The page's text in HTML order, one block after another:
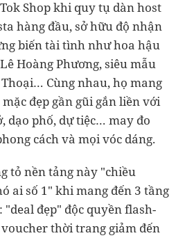
Shop khi quy tụ dàn host
hàng đầu, sở hữu độ nhận
biến tài tình như hoa hậu
Hoàng Phương, siêu mẫu
Cùng nhau, họ mang
đẹp gần gũi gắn liền với
dạo phố, dự tiệc… may đo
cách và mọi vóc dáng.
tỏ nền tảng này "chiều
ai số 1" khi mang đến 3 tầng
đẹp" độc quyền flash-
voucher thời trang giảm đến